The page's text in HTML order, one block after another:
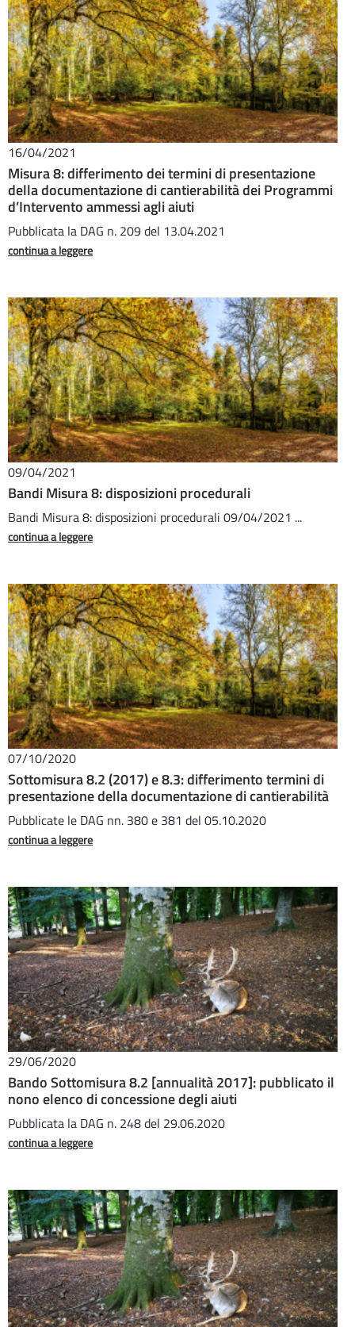
16/04/2021
Misura 8: differimento dei termini di presentazione
della documentazione di cantierabilità dei Programmi
d’Intervento ammessi agli aiuti
Pubblicata la DAG n. 209 del 13.04.2021
continua a leggere
09/04/2021
Bandi Misura 8: disposizioni procedurali
Bandi Misura 8: disposizioni procedurali 09/04/2021 ...
continua a leggere
07/10/2020
Sottomisura 8.2 (2017) e 8.3: differimento termini di
presentazione della documentazione di cantierabilità
Pubblicate le DAG nn. 380 e 381 del 05.10.2020
continua a leggere
29/06/2020
Bando Sottomisura 8.2 [annualità 2017]: pubblicato il
nono elenco di concessione degli aiuti
Pubblicata la DAG n. 248 del 29.06.2020
continua a leggere